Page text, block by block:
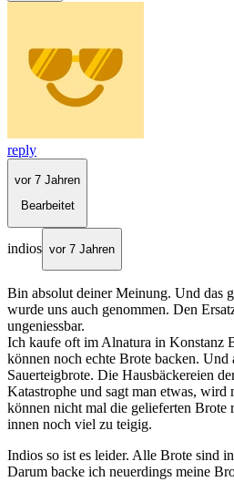
reply
vor 7 Jahren
Bearbeitet
indios vor 7 Jahren
Bin absolut deiner Meinung. Und das
wurde uns auch genommen. Den
ungeniessbar.
Ich kaufe oft im Alnatura in Konstanz
können noch echte Brote backen.
Sauerteigbrote. Die Hausbäckereien
Katastrophe und sagt man etwas, wird
können nicht mal die gelieferten
innen noch viel zu teigig.
Indios so ist es leider. Alle Brote sind
Darum backe ich neuerdings meine